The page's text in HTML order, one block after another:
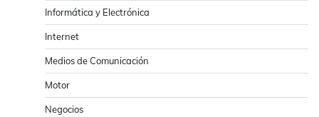
Informática y Electrónica
Internet
Medios de Comunicación
Motor
Negocios